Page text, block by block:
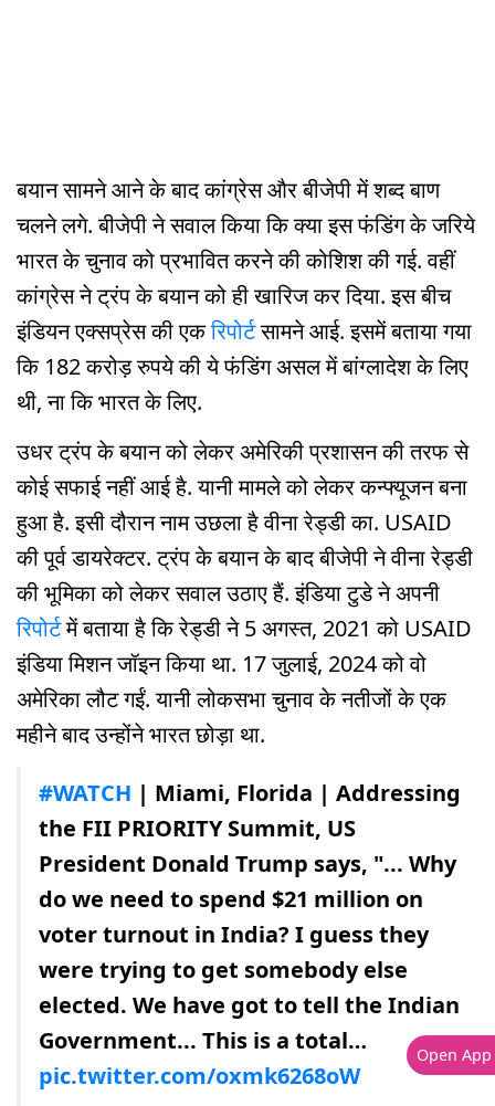
बयान सामने आने के बाद कांग्रेस और बीजेपी में शब्द बाण
चलने लगे. बीजेपी ने सवाल किया कि क्या इस फंडिंग के जरिये
भारत के चुनाव को प्रभावित करने की कोशिश की गई. वहीं
कांग्रेस ने ट्रंप के बयान को ही खारिज कर दिया. इस बीच
इंडियन एक्सप्रेस की एकरिपोर्टसामने आई. इसमें बताया गया
कि 182 करोड़ रुपये की ये फंडिंग असल में बांग्लादेश के लिए
थी, ना कि भारत के लिए.
उधर ट्रंप के बयान को लेकर अमेरिकी प्रशासन की तरफ से
कोई सफाई नहीं आई है. यानी मामले को लेकर कन्फ्यूजन बना
हुआ है. इसी दौरान नाम उछला है वीना रेड्डी का. USAID
की पूर्व डायरेक्टर. ट्रंप के बयान के बाद बीजेपी ने वीना रेड्डी
की भूमिका को लेकर सवाल उठाए हैं. इंडिया टुडे ने अपनी
रिपोर्टमें बताया है कि रेड्डी ने 5 अगस्त, 2021 को USAID
इंडिया मिशन जॉइन किया था. 17 जुलाई, 2024 को वो
अमेरिका लौट गईं. यानी लोकसभा चुनाव के नतीजों के एक
महीने बाद उन्होंने भारत छोड़ा था.
#WATCH | Miami, Florida | Addressing
the FII PRIORITY Summit, US
President Donald Trump says, "... Why
do we need to spend $21 million on
voter turnout in India? I guess they
were trying to get somebody else
elected. We have got to tell the Indian
Government... This is a total…
pic.twitter.com/oxmk6268oW
Open App